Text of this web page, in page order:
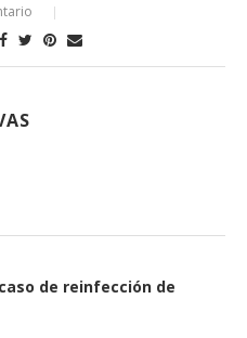
de reinfección de